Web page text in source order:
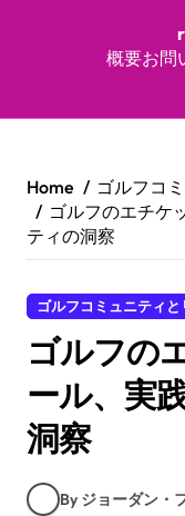
概要お問
Home
ゴルフコ
ゴルフのエチケ
ティの洞察
ゴルフコミュニティと
ゴルフの
ール、実
洞察
By ジョーダン・